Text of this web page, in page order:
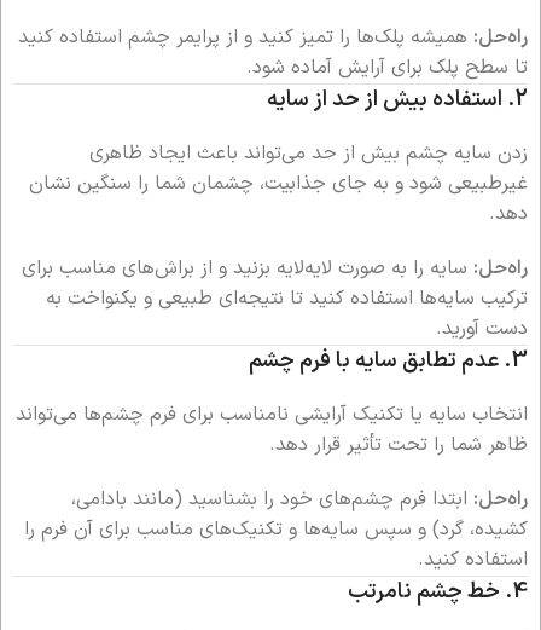
راه‌حل: همیشه پلک‌ها را تمیز کنید و از پرایمر چشم استفاده کنید
تا سطح پلک برای آرایش آماده شود.
2. استفاده بیش از حد از سایه
زدن سایه چشم بیش از حد می‌تواند باعث ایجاد ظاهری
غیرطبیعی شود و به جای جذابیت، چشمان شما را سنگین نشان
دهد.
راه‌حل: سایه را به صورت لایه‌لایه بزنید و از براش‌های مناسب برای
ترکیب سایه‌ها استفاده کنید تا نتیجه‌ای طبیعی و یکنواخت به
دست آورید.
3. عدم تطابق سایه با فرم چشم
انتخاب سایه یا تکنیک آرایشی نامناسب برای فرم چشم‌ها می‌تواند
ظاهر شما را تحت تأثیر قرار دهد.
راه‌حل: ابتدا فرم چشم‌های خود را بشناسید (مانند بادامی،
کشیده، گرد) و سپس سایه‌ها و تکنیک‌های مناسب برای آن فرم را
استفاده کنید.
4. خط چشم نامرتب